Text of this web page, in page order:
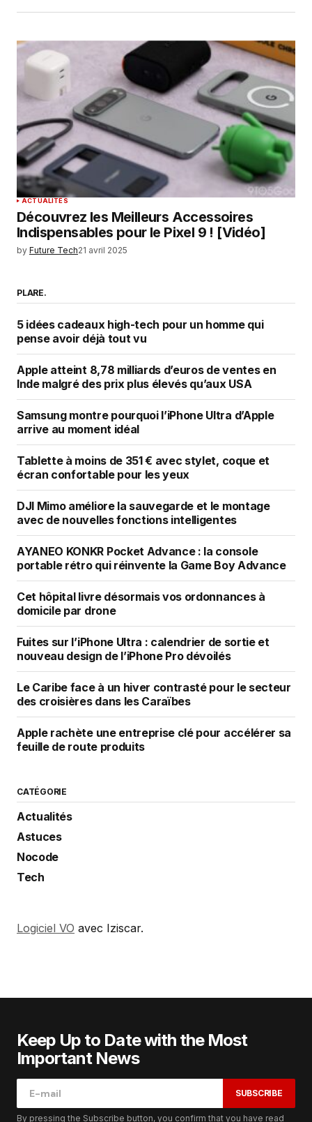
ACTUALITÉS
Découvrez les Meilleurs Accessoires
Indispensables pour le Pixel 9 ! [Vidéo]
by Future Tech21 avril 2025
PLARE.
5 idées cadeaux high-tech pour un homme qui
pense avoir déjà tout vu
Apple atteint 8,78 milliards d’euros de ventes en
Inde malgré des prix plus élevés qu’aux USA
Samsung montre pourquoi l’iPhone Ultra d’Apple
arrive au moment idéal
Tablette à moins de 351 € avec stylet, coque et
écran confortable pour les yeux
DJI Mimo améliore la sauvegarde et le montage
avec de nouvelles fonctions intelligentes
AYANEO KONKR Pocket Advance : la console
portable rétro qui réinvente la Game Boy Advance
Cet hôpital livre désormais vos ordonnances à
domicile par drone
Fuites sur l’iPhone Ultra : calendrier de sortie et
nouveau design de l’iPhone Pro dévoilés
Le Caribe face à un hiver contrasté pour le secteur
des croisières dans les Caraïbes
Apple rachète une entreprise clé pour accélérer sa
feuille de route produits
CATÉGORIE
Actualités
Astuces
Nocode
Tech
Logiciel VO avec Iziscar.
Keep Up to Date with the Most
Important News
SUBSCRIBE
By pressing the Subscribe button, you confirm that you have read